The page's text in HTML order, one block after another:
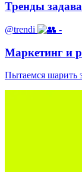
Тренды
@trendi -
Маркетинг и
Пытаемся шарить